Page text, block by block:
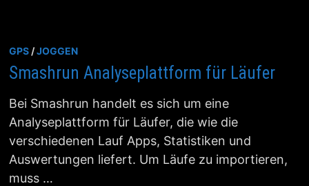
GPS /JOGGEN
Smashrun Analyseplattform für Läufer
Bei Smashrun handelt es sich um eine
Analyseplattform für Läufer, die wie die
verschiedenen Lauf Apps, Statistiken und
Auswertungen liefert. Um Läufe zu importieren,
muss …